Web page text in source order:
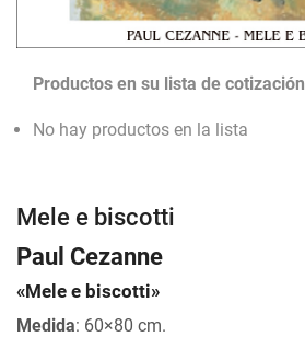
Productos en su lista de cotización
No hay productos en la lista
Mele e biscotti
Paul Cezanne
«Mele e biscotti»
Medida: 60×80 cm.